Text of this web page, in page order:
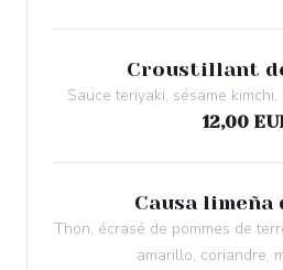
Croustillant
Sauce teriyaki, sésame
12,00
Causa limeña
Thon, écrasé de pommes de
amarillo, coriandre,